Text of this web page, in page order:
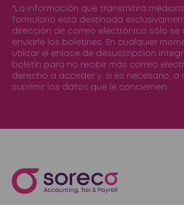
*La información que transmitirá
formulario está destinada
dirección de correo electrónico sólo se
enviarle los boletines. En cualquier
utilizar el enlace de desuscripción
boletín para no recibir más correo
derecho a acceder y, si es necesario, a
suprimir los datos que le conciernen.